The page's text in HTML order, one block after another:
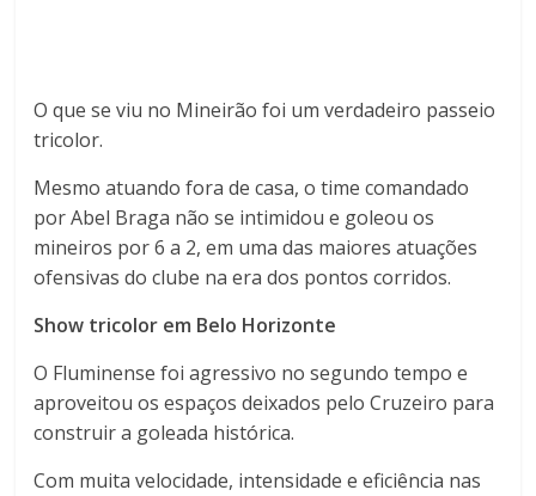
O que se viu no Mineirão foi um verdadeiro passeio
tricolor.
Mesmo atuando fora de casa, o time comandado
por Abel Braga não se intimidou e goleou os
mineiros por 6 a 2, em uma das maiores atuações
ofensivas do clube na era dos pontos corridos.
Show tricolor em Belo Horizonte
O Fluminense foi agressivo no segundo tempo e
aproveitou os espaços deixados pelo Cruzeiro para
construir a goleada histórica.
Com muita velocidade, intensidade e eficiência nas